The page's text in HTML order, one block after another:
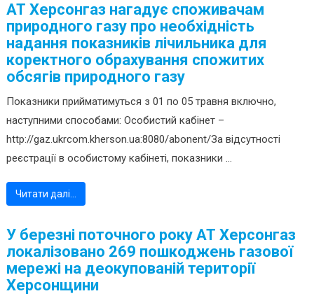
АТ Херсонгаз нагадує споживачам
природного газу про необхідність
надання показників лічильника для
коректного обрахування спожитих
обсягів природного газу
Показники прийматимуться з 01 по 05 травня включно,
наступними способами: Особистий кабінет –
http://gaz.ukrcom.kherson.ua:8080/abonent/За відсутності
реєстрації в особистому кабінеті, показники ...
Читати далі…
У березні поточного року АТ Херсонгаз
локалізовано 269 пошкоджень газової
мережі на деокупованій території
Херсонщини